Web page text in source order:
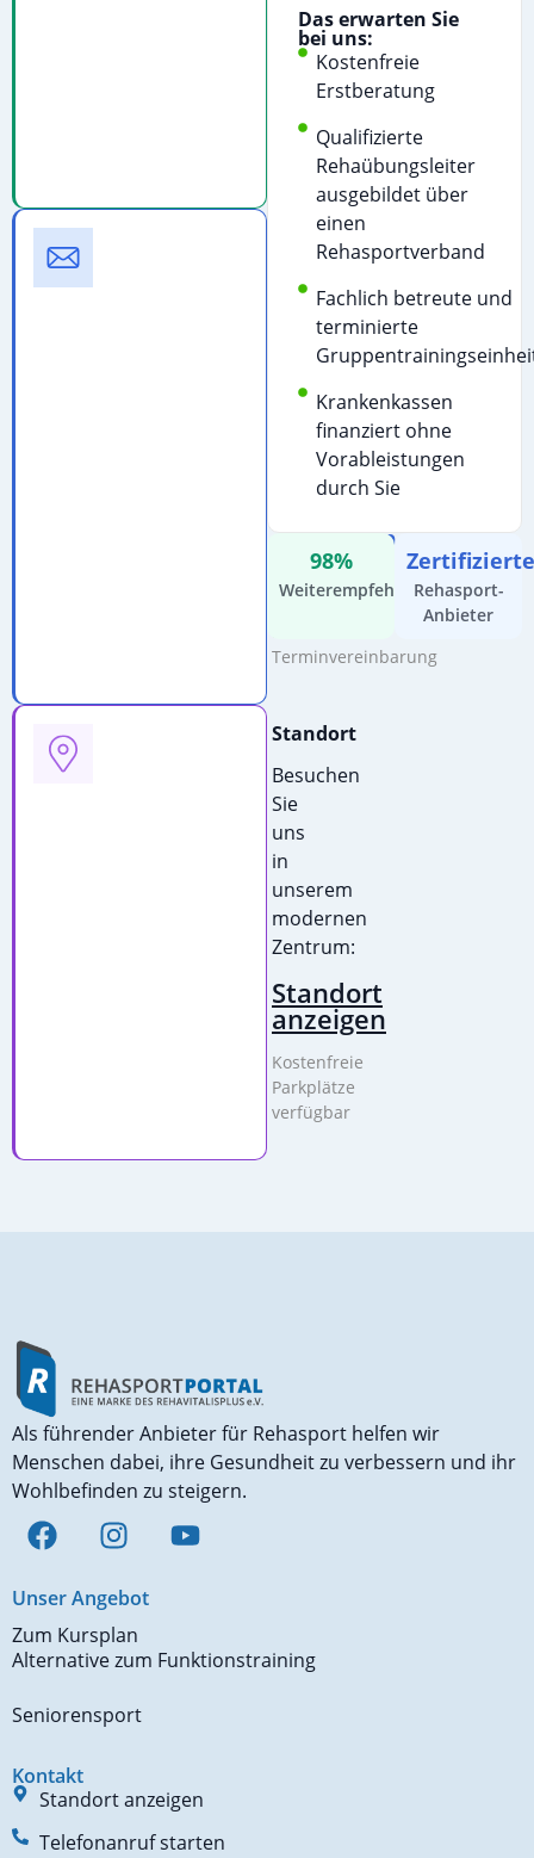
Telefonanruf
starten
Kostenfreie
Terminvereinbarung
Schreiben
detaillierte
Informationen:
schreiben
Kostenfreie
Terminvereinbarung
Standort
Besuchen
Sie
uns
in
unserem
modernen
Zentrum:
Standort
anzeigen
Kostenfreie
Parkplätze
verfügbar
Das erwarten Sie
bei uns:
Kostenfreie
Erstberatung
Qualifizierte
Rehaübungsleiter
ausgebildet über
einen
Rehasportverband
Fachlich betreute und
terminierte
Krankenkassen
finanziert ohne
Vorableistungen
durch Sie
98%
WeiterempfehlungRehasport-
Anbieter
Als führender Anbieter für Rehasport helfen wir
Menschen dabei, ihre Gesundheit zu verbessern und ihr
Wohlbefinden zu steigern.
Unser Angebot
Zum Kursplan
Alternative zum Funktionstraining
Seniorensport
Kontakt
Standort anzeigen
Telefonanruf starten